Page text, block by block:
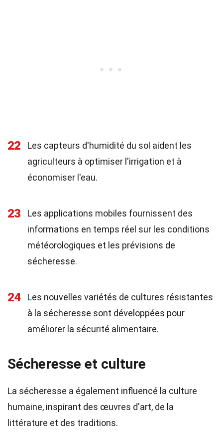
22
Les capteurs d'humidité du sol aident les
agriculteurs à optimiser l'irrigation et à
économiser l'eau.
23
Les applications mobiles fournissent des
informations en temps réel sur les conditions
météorologiques et les prévisions de
sécheresse.
24
Les nouvelles variétés de cultures résistantes
à la sécheresse sont développées pour
améliorer la sécurité alimentaire.
Sécheresse et culture
La sécheresse a également influencé la culture
humaine, inspirant des œuvres d'art, de la
littérature et des traditions.